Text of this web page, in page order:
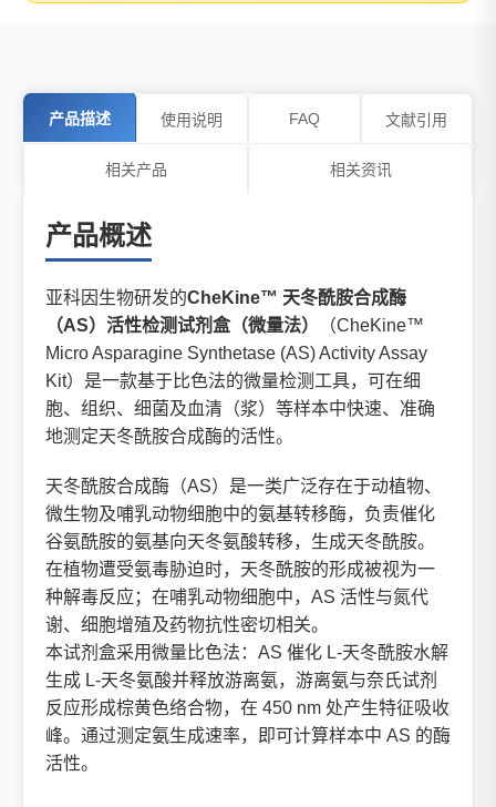
产品描述 使用说明 FAQ 文献引用
相关产品 相关资讯
产品概述
亚科因生物研发的CheKine™ 天冬酰胺合成酶
（AS）活性检测试剂盒（微量法）
（CheKine™
Micro Asparagine Synthetase (AS) Activity Assay
Kit）是一款基于比色法的微量检测工具，可在细
胞、组织、细菌及血清（浆）等样本中快速、准确
地测定天冬酰胺合成酶的活性。
天冬酰胺合成酶（AS）是一类广泛存在于动植物、
微生物及哺乳动物细胞中的氨基转移酶，负责催化
谷氨酰胺的氨基向天冬氨酸转移，生成天冬酰胺。
在植物遭受氨毒胁迫时，天冬酰胺的形成被视为一
种解毒反应；在哺乳动物细胞中，AS 活性与氮代
谢、细胞增殖及药物抗性密切相关。
本试剂盒采用微量比色法：AS 催化 L-天冬酰胺水解
生成 L-天冬氨酸并释放游离氨，游离氨与奈氏试剂
反应形成棕黄色络合物，在 450 nm 处产生特征吸收
峰。通过测定氨生成速率，即可计算样本中 AS 的酶
活性。